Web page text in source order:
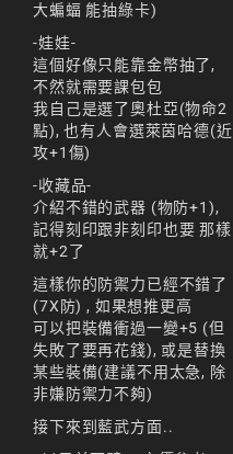
大蝙蝠 能抽綠卡)
-娃娃-
這個好像只能靠金幣抽了,
不然就需要課包包
我自己是選了奧杜亞(物命2
點), 也有人會選萊茵哈德(近
攻+1傷)
-收藏品-
介紹不錯的武器 (物防+1),
記得刻印跟非刻印也要 那樣
就+2了
這樣你的防禦力已經不錯了
(7X防) , 如果想推更高
可以把裝備衝過一變+5 (但
失敗了要再花錢), 或是替換
某些裝備(建議不用太急, 除
非嫌防禦力不夠)
接下來到藍武方面..